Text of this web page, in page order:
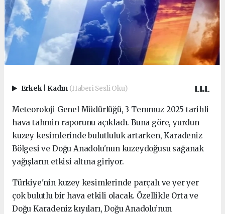
Erkek Kadın (Haberi Sesli Oku)
Meteoroloji Genel Müdürlüğü, 3 Temmuz 2025 tarihli
hava tahmin raporunu açıkladı. Buna göre, yurdun
kuzey kesimlerinde bulutluluk artarken, Karadeniz
Bölgesi ve Doğu Anadolu'nun kuzeydoğusu sağanak
yağışların etkisi altına giriyor.
Türkiye'nin kuzey kesimlerinde parçalı ve yer yer
çok bulutlu bir hava etkili olacak. Özellikle Orta ve
Doğu Karadeniz kıyıları, Doğu Anadolu’nun